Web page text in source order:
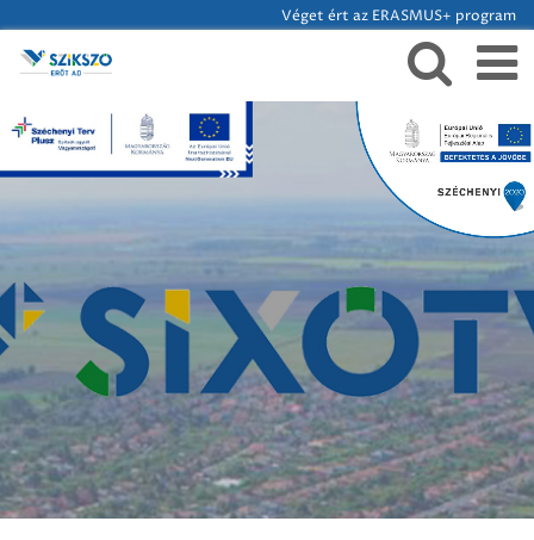
Véget ért az ERASMUS+ program